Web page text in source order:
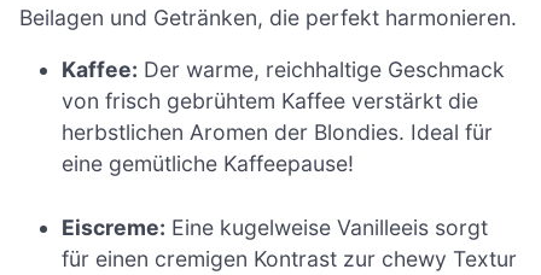
Beilagen und Getränken, die perfekt harmonieren.
Kaffee: Der warme, reichhaltige Geschmack
von frisch gebrühtem Kaffee verstärkt die
herbstlichen Aromen der Blondies. Ideal für
eine gemütliche Kaffeepause!
Eiscreme: Eine kugelweise Vanilleeis sorgt
für einen cremigen Kontrast zur chewy Textur